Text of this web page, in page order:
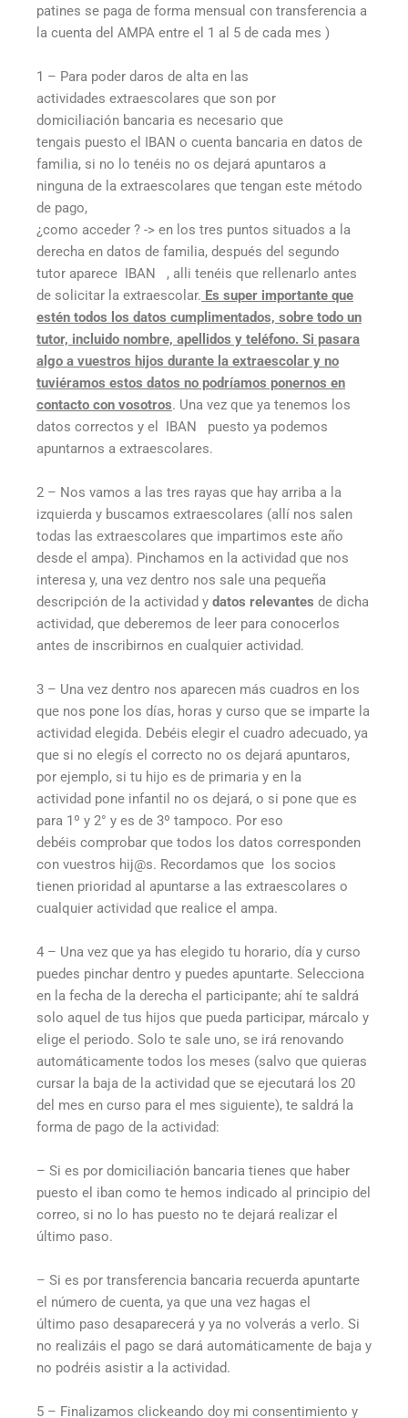
patines se paga de forma mensual con transferencia a
la cuenta del AMPA entre el 1 al 5 de cada mes )
1 – Para poder daros de alta en las
actividades extraescolares que son por
domiciliación bancaria es necesario que
tengais puesto el IBAN o cuenta bancaria en datos de
familia, si no lo tenéis no os dejará apuntaros a
ninguna de la extraescolares que tengan este método
de pago,
¿como acceder ? -> en los tres puntos situados a la
derecha en datos de familia, después del segundo
tutor aparece IBAN , alli tenéis que rellenarlo antes
de solicitar la extraescolar. Es super importante que
estén todos los datos cumplimentados, sobre todo un
tutor, incluido nombre, apellidos y teléfono. Si pasara
algo a vuestros hijos durante la extraescolar y no
tuviéramos estos datos no podríamos ponernos en
contacto con vosotros. Una vez que ya tenemos los
datos correctos y el IBAN puesto ya podemos
apuntarnos a extraescolares.
2 – Nos vamos a las tres rayas que hay arriba a la
izquierda y buscamos extraescolares (allí nos salen
todas las extraescolares que impartimos este año
desde el ampa). Pinchamos en la actividad que nos
interesa y, una vez dentro nos sale una pequeña
descripción de la actividad y datos relevantes de dicha
actividad, que deberemos de leer para conocerlos
antes de inscribirnos en cualquier actividad.
3 – Una vez dentro nos aparecen más cuadros en los
que nos pone los días, horas y curso que se imparte la
actividad elegida. Debéis elegir el cuadro adecuado, ya
que si no elegís el correcto no os dejará apuntaros,
por ejemplo, si tu hijo es de primaria y en la
actividad pone infantil no os dejará, o si pone que es
para 1º y 2° y es de 3º tampoco. Por eso
debéis comprobar que todos los datos corresponden
con vuestros hij@s. Recordamos que los socios
tienen prioridad al apuntarse a las extraescolares o
cualquier actividad que realice el ampa.
4 – Una vez que ya has elegido tu horario, día y curso
puedes pinchar dentro y puedes apuntarte. Selecciona
en la fecha de la derecha el participante; ahí te saldrá
solo aquel de tus hijos que pueda participar, márcalo y
elige el periodo. Solo te sale uno, se irá renovando
automáticamente todos los meses (salvo que quieras
cursar la baja de la actividad que se ejecutará los 20
del mes en curso para el mes siguiente), te saldrá la
forma de pago de la actividad:
– Si es por domiciliación bancaria tienes que haber
puesto el iban como te hemos indicado al principio del
correo, si no lo has puesto no te dejará realizar el
último paso.
– Si es por transferencia bancaria recuerda apuntarte
el número de cuenta, ya que una vez hagas el
último paso desaparecerá y ya no volverás a verlo. Si
no realizáis el pago se dará automáticamente de baja y
no podréis asistir a la actividad.
5 – Finalizamos clickeando doy mi consentimiento y